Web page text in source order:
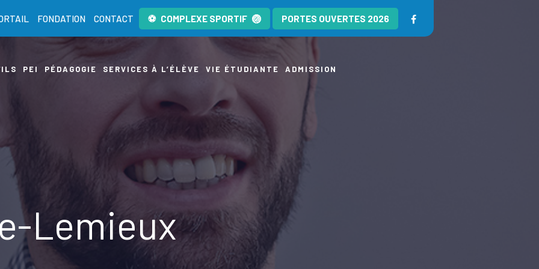
FONDATION CONTACT COMPLEXE SPORTIF PORTES OUVERTES 2026
PEI PÉDAGOGIE SERVICES À L’ÉLÈVE VIE ÉTUDIANTE ADMISSION
Lemieux